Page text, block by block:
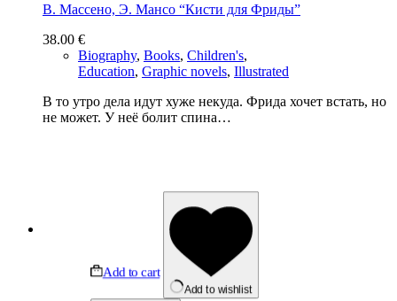
В. Массено, Э. Мансо “Кисти для Фриды”
38.00 €
Biography, Books, Children's,
Education, Graphic novels, Illustrated
В то утро дела идут хуже некуда. Фрида хочет встать, но
не может. У неё болит спина…
Add to cart
Add to wishlist